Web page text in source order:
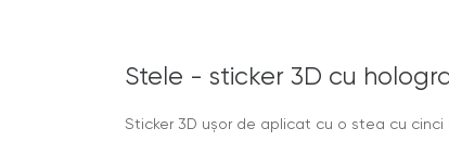
Stele - sticker 3D cu
Sticker 3D uşor de aplicat cu o stea cu cinci